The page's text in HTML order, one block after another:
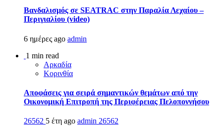
Βανδαλισμός σε SEATRAC στην Παραλία Λεχαίου –
Περιγιαλίου (video)
6 ημέρες ago admin
1 min read
Αρκαδία
Κορινθία
Αποφάσεις για σειρά σημαντικών θεμάτων από την
Οικονομική Επιτροπή της Περιφέρειας Πελοποννήσου
26562 5 έτη ago admin 26562